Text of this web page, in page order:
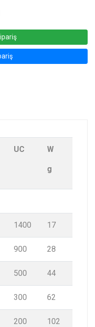
UC W
g
1400 17
900 28
500 44
300 62
200 102